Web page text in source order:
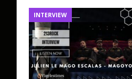
INTERVIEW